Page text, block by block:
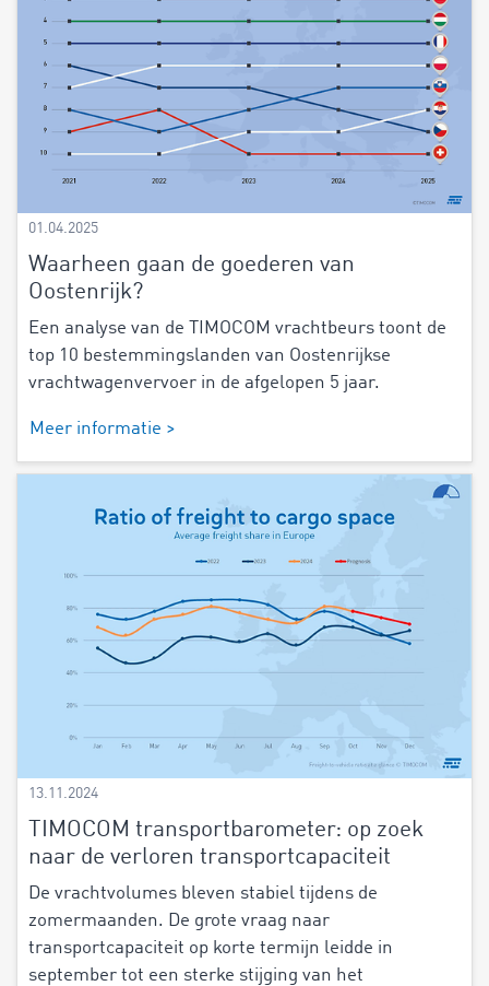
01.04.2025
Waarheen gaan de goederen van
Oostenrijk?
Een analyse van de TIMOCOM vrachtbeurs toont de
top 10 bestemmingslanden van Oostenrijkse
vrachtwagenvervoer in de afgelopen 5 jaar.
Meer informatie >
13.11.2024
TIMOCOM transportbarometer: op zoek
naar de verloren transportcapaciteit
De vrachtvolumes bleven stabiel tijdens de
zomermaanden. De grote vraag naar
transportcapaciteit op korte termijn leidde in
september tot een sterke stijging van het